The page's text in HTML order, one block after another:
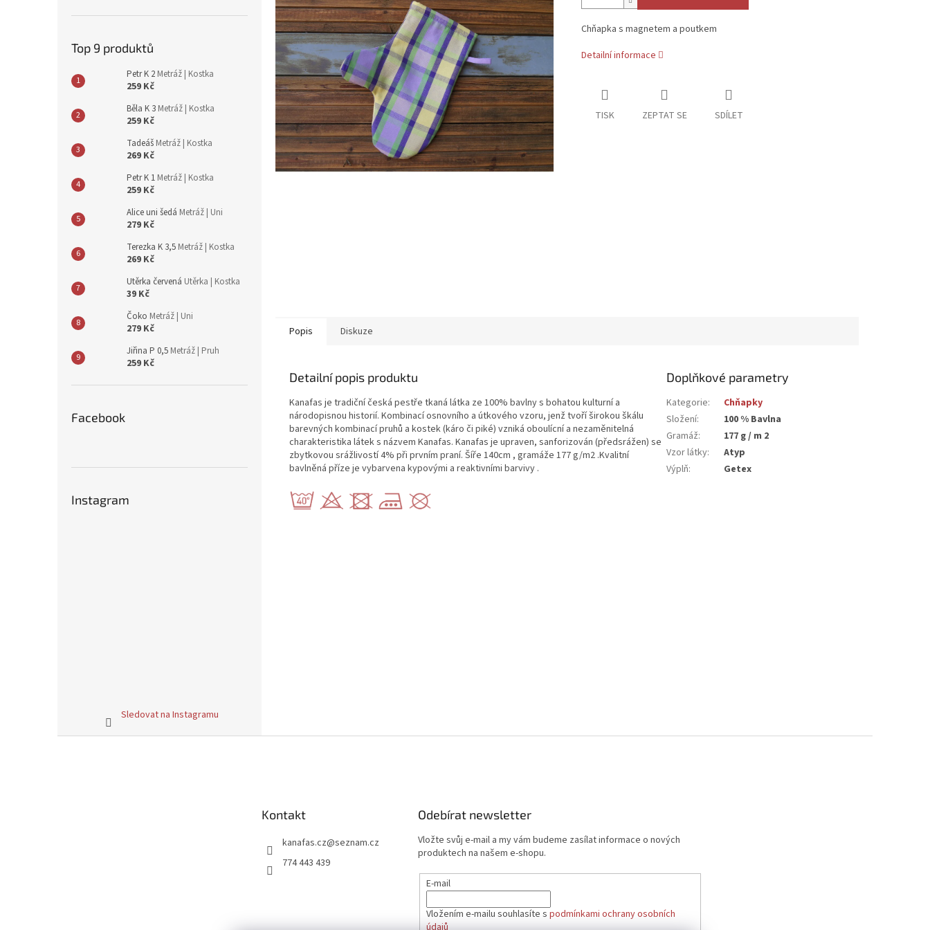
Top 9 produktů
Petr K 2 Metráž | Kostka
259 Kč
Běla K 3 Metráž | Kostka
259 Kč
Tadeáš Metráž | Kostka
269 Kč
Petr K 1 Metráž | Kostka
259 Kč
Alice uni šedá Metráž | Uni
279 Kč
Terezka K 3,5 Metráž | Kostka
269 Kč
Utěrka červená Utěrka | Kostka
39 Kč
Čoko Metráž | Uni
279 Kč
Jiřina P 0,5 Metráž | Pruh
259 Kč
Facebook
Instagram
Sledovat na Instagramu
Chňapka s magnetem a poutkem
Detailní informace
TISK ZEPTAT SE SDÍLET
Popis Diskuze
Detailní popis produktu
Kanafas je tradiční česká pestře tkaná látka ze 100% bavlny s bohatou kulturní a
národopisnou historií. Kombinací osnovního a útkového vzoru, jenž tvoří širokou škálu
barevných kombinací pruhů a kostek (káro či piké) vzniká oboulícní a nezaměnitelná
charakteristika látek s názvem Kanafas. Kanafas je upraven, sanforizován (předsrážen) se
zbytkovou srážlivostí 4% při prvním praní. Šíře 140cm , gramáže 177 g/m2 .Kvalitní
bavlněná příze je vybarvena kypovými a reaktivními barvivy .
Doplňkové parametry
Kategorie:
Chňapky
Složení:
100 % Bavlna
Gramáž:
177 g / m 2
Vzor látky:
Atyp
Výplň: Getex
Kontakt
kanafas.cz@seznam.cz
774 443 439
Odebírat newsletter
Vložte svůj e-mail a my vám budeme zasílat informace o nových
produktech na našem e-shopu.
E-mail
Vložením e-mailu souhlasíte s podmínkami ochrany osobních
údajů